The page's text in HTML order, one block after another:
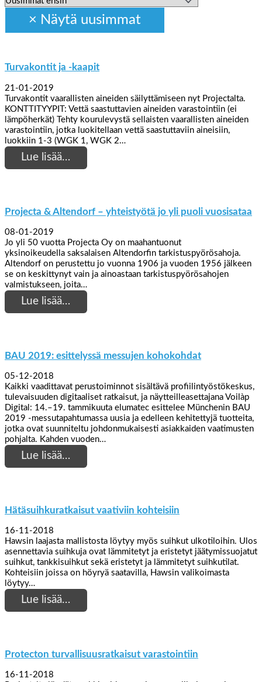
Turvakontit ja -kaapit
21-01-2019
Turvakontit vaarallisten aineiden säilyttämiseen nyt Projectalta.
KONTTITYYPIT: Vettä saastuttavien aineiden varastointiin (ei
lämpöherkät) Tehty kourulevystä sellaisten vaarallisten aineiden
varastointiin, jotka luokitellaan vettä saastuttaviin aineisiin,
luokkiin 1-3 (WGK 1, WGK 2…
Lue lisää…
Projecta & Altendorf – yhteistyötä jo yli puoli vuosisataa
08-01-2019
Jo yli 50 vuotta Projecta Oy on maahantuonut
yksinoikeudella saksalaisen Altendorfin tarkistuspyörösahoja.
Altendorf on perustettu jo vuonna 1906 ja vuoden 1956 jälkeen
se on keskittynyt vain ja ainoastaan tarkistuspyörösahojen
valmistukseen, joita…
Lue lisää…
BAU 2019: esittelyssä messujen kohokohdat
05-12-2018
Kaikki vaadittavat perustoiminnot sisältävä profiilintyöstökeskus,
tulevaisuuden digitaaliset ratkaisut, ja näytteilleasettajana Voilàp
Digital: 14.–19. tammikuuta elumatec esittelee Münchenin BAU
2019 -messutapahtumassa uusia ja edelleen kehitettyjä tuotteita,
jotka ovat suunniteltu johdonmukaisesti asiakkaiden vaatimusten
pohjalta. Kahden vuoden…
Lue lisää…
Hätäsuihkuratkaisut vaativiin kohteisiin
16-11-2018
Hawsin laajasta mallistosta löytyy myös suihkut ulkotiloihin. Ulos
asennettavia suihkuja ovat lämmitetyt ja eristetyt jäätymissuojatut
suihkut, tankkisuihkut sekä eristetyt ja lämmitetyt suihkutilat.
Kohteisiin joissa on höyryä saatavilla, Hawsin valikoimasta
löytyy…
Lue lisää…
Protecton turvallisuusratkaisut varastointiin
16-11-2018